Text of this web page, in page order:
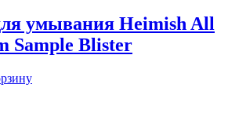
умывания Heimish All
Sample Blister